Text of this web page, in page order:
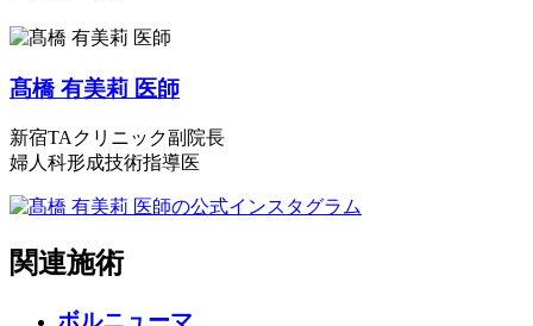
髙橋 有美莉 医師
新宿TAクリニック副院長
婦人科形成技術指導医
関連施術
ボルニューマ